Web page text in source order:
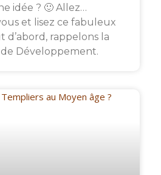
idée ? 🙂 Allez…
et lisez ce fabuleux
d’abord, rappelons la
Développement.